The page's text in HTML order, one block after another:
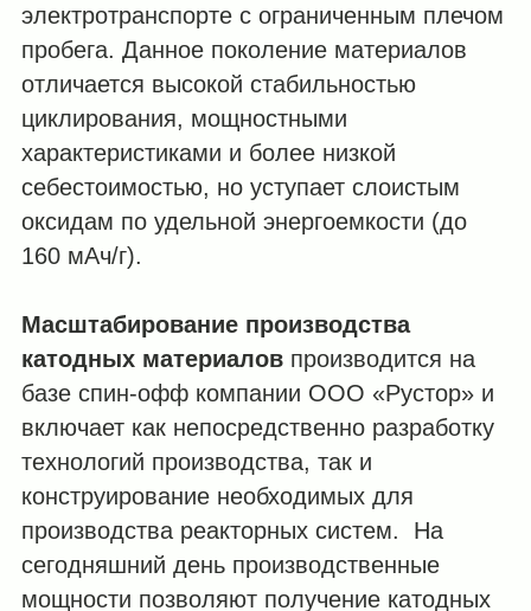
электротранспорте с ограниченным плечом
пробега. Данное поколение материалов
отличается высокой стабильностью
циклирования, мощностными
характеристиками и более низкой
себестоимостью, но уступает слоистым
оксидам по удельной энергоемкости (до
160 мАч/г).
Масштабирование производства
катодных материаловпроизводится на
базе спин-офф компании ООО «Рустор» и
включает как непосредственно разработку
технологий производства, так и
конструирование необходимых для
производства реакторных систем. На
сегодняшний день производственные
мощности позволяют получение катодных